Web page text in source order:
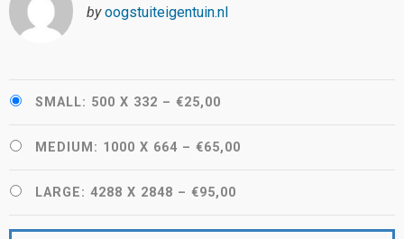
by oogstuiteigentuin.nl
SMALL: 500 X 332 – €25,00
MEDIUM: 1000 X 664 – €65,00
LARGE: 4288 X 2848 – €95,00